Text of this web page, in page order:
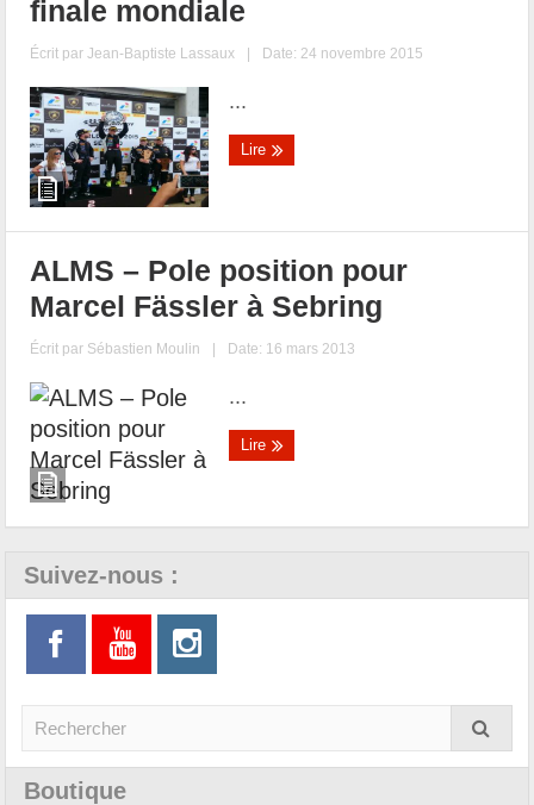
finale mondiale
Écrit parJean-Baptiste Lassaux | Date: 24 novembre 2015
...
Lire
ALMS – Pole position pour
Marcel Fässler à Sebring
Écrit par Sébastien Moulin | Date: 16 mars 2013
...
Lire
Suivez-nous :
Boutique